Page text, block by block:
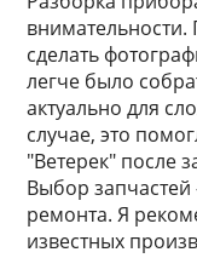
сделать
легче было
актуально для
случае, это
"Ветерек" после
Выбор
ремонта. Я
известных